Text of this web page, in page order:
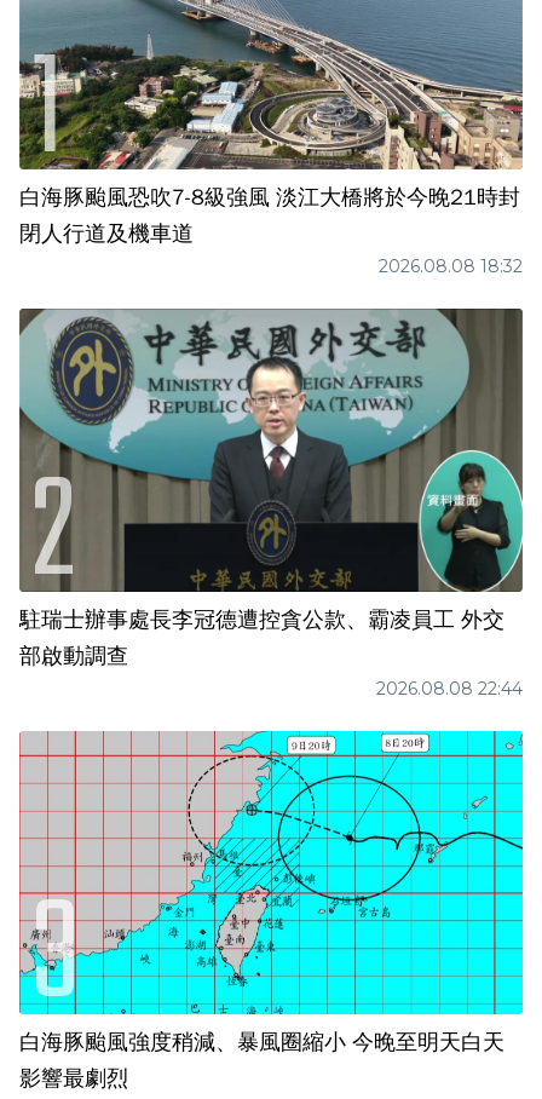
白海豚颱風恐吹7-8級強風 淡江大橋將於今晚21時封
閉人行道及機車道
2026.08.08 18:32
駐瑞士辦事處長李冠德遭控貪公款、霸凌員工 外交
部啟動調查
2026.08.08 22:44
白海豚颱風強度稍減、暴風圈縮小 今晚至明天白天
影響最劇烈